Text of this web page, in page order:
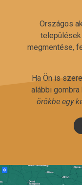
Országos
megmentése,
Ha Ön is
alábbi
örökbe egy